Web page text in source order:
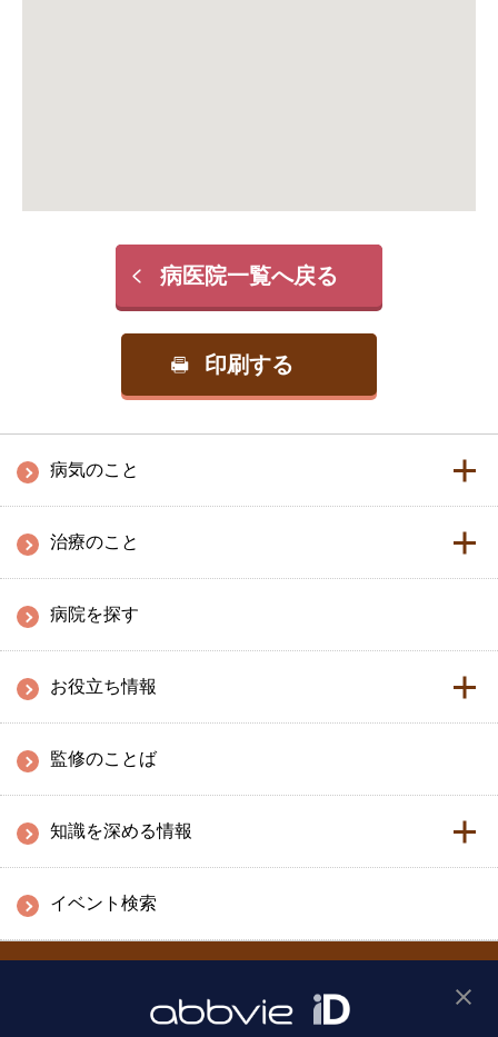
病医院一覧へ戻る
印刷する
病気のこと
治療のこと
病院を探す
お役立ち情報
監修のことば
知識を深める情報
イベント検索